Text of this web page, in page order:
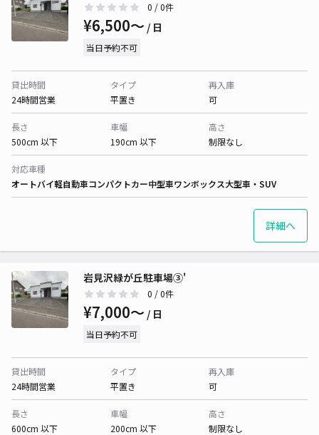
0 / 0件
¥6,500〜 / 日
当日予約不可
貸出時間
24時間営業
タイプ
平置き
再入庫
可
長さ
500cm 以下
車幅
190cm 以下
高さ
制限なし
対応車種
オートバイ軽自動車コンパクトカー中型車ワンボックス大型車・SUV
詳細へ
岩見沢緑が丘駐車場③'
0 / 0件
¥7,000〜 / 日
当日予約不可
貸出時間
24時間営業
タイプ
平置き
再入庫
可
長さ
600cm 以下
車幅
200cm 以下
高さ
制限なし